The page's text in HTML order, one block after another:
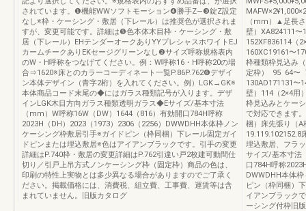
されています。❶機能WWソフトモーション❹勝手Z—❸錠Z設定
なし※枠・ケーシング・敷居（下レール）は推奨色が選択されま
すが、変更可能です。詳細は❺色本体木目枠・ケーシング・敷
居（下レール）EHテンダーオークありYYプレシャスホワイトEJ
カームチークありEKセージグリーンなし❷サイズ呼称規格表内
のW・H呼称をつなげてください。例：W呼称16・H呼称20の場
合⇒1620※床とのカラーコーディネート一覧P.86P.762❻デザイ
ン本体デザイン（青字2桁）を入れてください。例）LGK→GK※
本体商品コード末尾の◆にはガラス種類記号が入ります。デザ
インLGK木目方向ガラス種類透明ガラス◆Eサイズ/基本寸法
（mm）W呼称16W（DW）1644（816）有効開口784H呼称
2023H（DH）2023（1973）2306（2256）DWWDHH本体枠ノン
ケーシング枠敷居引手※ガイドピン（枠同梱）下レール固定ガイ
ドピンまたは埋込敷居※色はアイアンブラックです。引手の変更
詳細はP.740枠・敷居の変更詳細はP.762引違い戸2枚建可動間仕
切り／引戸上吊方式ノンケーシング枠（固定枠）商品の色は、
印刷の特性上実物とは多少異なる場合がありますのでご了承く
ださい。掲載価格には、消費税、組立費、工事費、運賃等は含
まれていません。旧版カタログ
（mm）▲足長
壁）XA824111〜
152XF836114（
160XC19161〜
枠種類枠見込み
定枠） 95 64〜
130AD171131〜
壁）114（2×4用
枠見込みとケー
で対応できます
梱）床先張り（A
埋込敷居、フラ
サイズ/基本寸法
口784H呼称
DWWDHH本体
ピン（枠同梱）
イアンブラック
ーシング付枠旧